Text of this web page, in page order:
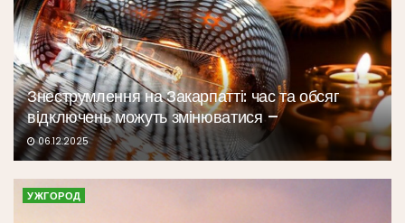
Знеструмлення на Закарпатті: час та обсяг
відключень можуть змінюватися –
06.12.2025
УЖГОРОД